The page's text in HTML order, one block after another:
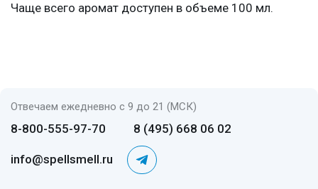
Чаще всего аромат доступен в объеме 100 мл.
Отвечаем ежедневно с 9 до 21 (МСК)
8-800-555-97-70 8 (495) 668 06 02
info@spellsmell.ru